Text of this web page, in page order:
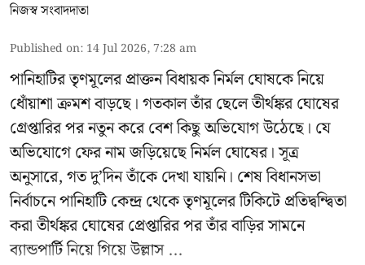
নিজস্ব সংবাদদাতা
Published on: 14 Jul 2026, 7:28 am
পানিহাটির তৃণমূলের প্রাক্তন বিধায়ক নির্মল ঘোষকে নিয়ে
ধোঁয়াশা ক্রমশ বাড়ছে। গতকাল তাঁর ছেলে তীর্থঙ্কর ঘোষের
গ্রেপ্তারির পর নতুন করে বেশ কিছু অভিযোগ উঠেছে। যে
অভিযোগে ফের নাম জড়িয়েছে নির্মল ঘোষের। সূত্র
অনুসারে, গত দু’দিন তাঁকে দেখা যায়নি। শেষ বিধানসভা
নির্বাচনে পানিহাটি কেন্দ্র থেকে তৃণমূলের টিকিটে প্রতিদ্বন্দ্বিতা
করা তীর্থঙ্কর ঘোষের প্রেপ্তারির পর তাঁর বাড়ির সামনে
ব্যান্ডপার্টি নিয়ে গিয়ে উল্লাস ...